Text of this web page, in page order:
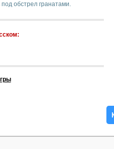
обстрел гранатами.